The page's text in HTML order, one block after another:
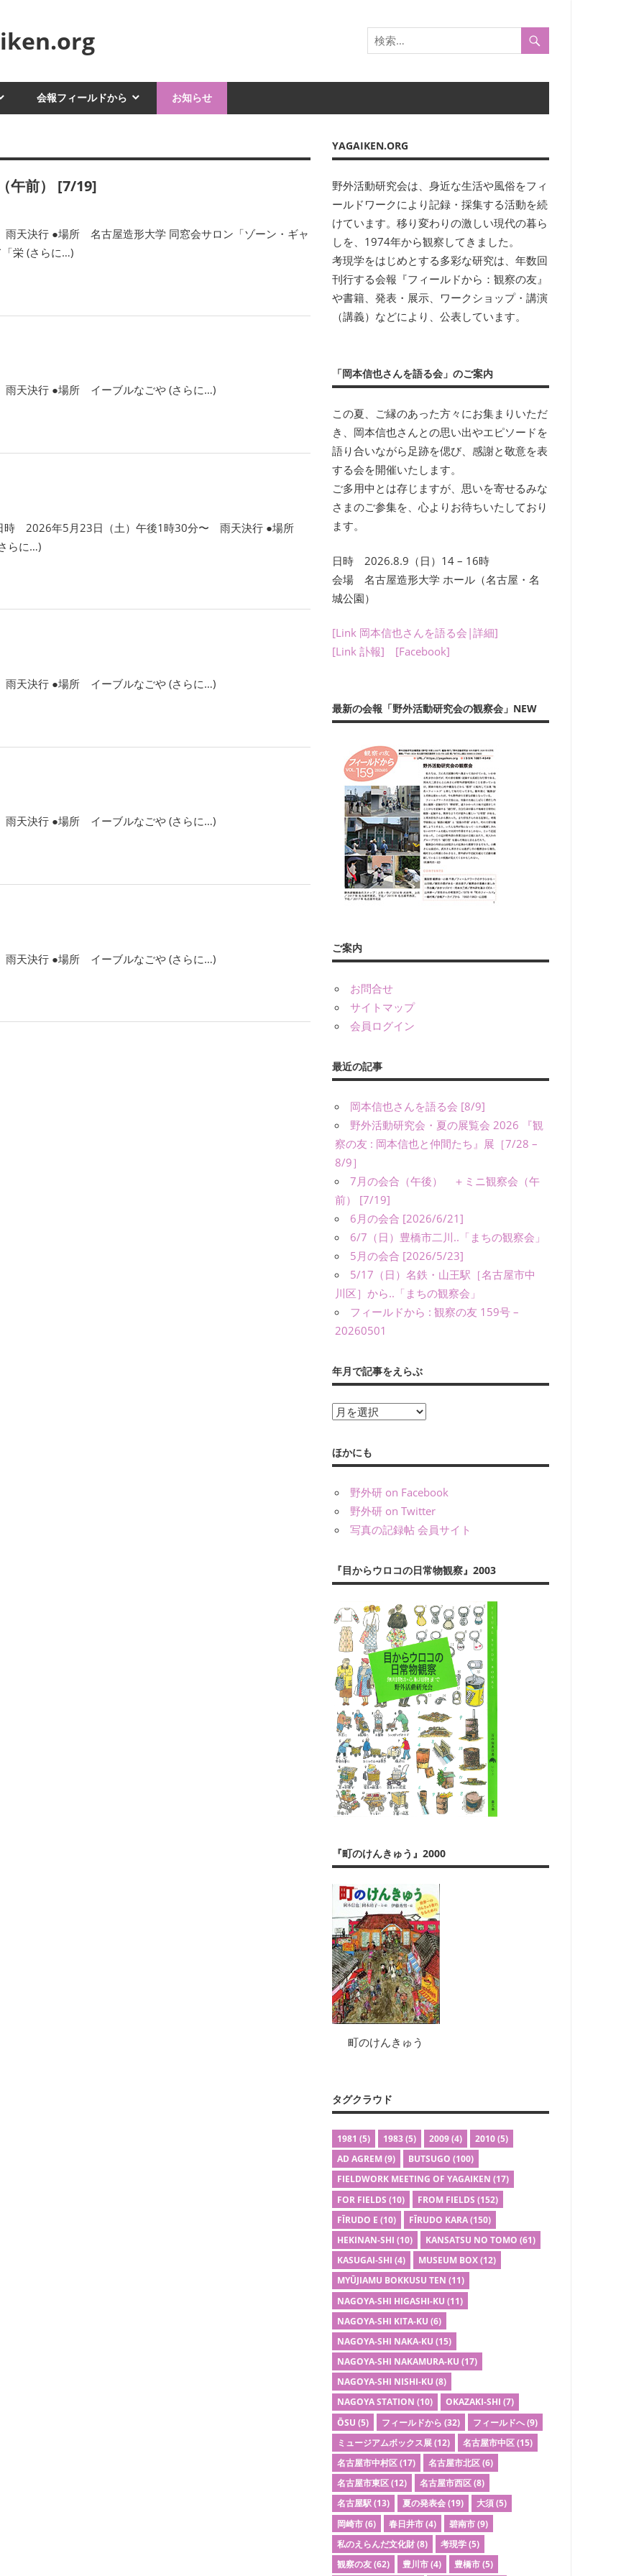
会報フィールドから お知らせ
午前） [7/19]
天決行 ●場所 名古屋造形大学 同窓会サロン「ゾーン・ギャ
栄 (さらに…)
天決行 ●場所 イーブルなごや (さらに…)
時 2026年5月23日（土）午後1時30分〜 雨天決行 ●場所
らに…)
天決行 ●場所 イーブルなごや (さらに…)
天決行 ●場所 イーブルなごや (さらに…)
天決行 ●場所 イーブルなごや (さらに…)
YAGAIKEN.ORG
野外活動研究会は、身近な生活や風俗をフィ
ールドワークにより記録・採集する活動を続
けています。移り変わりの激しい現代の暮ら
しを、1974年から観察してきました。
考現学をはじめとする多彩な研究は、年数回
刊行する会報『フィールドから：観察の友』
や書籍、発表・展示、ワークショップ・講演
（講義）などにより、公表しています。
「岡本信也さんを語る会」のご案内
この夏、ご縁のあった方々にお集まりいただ
き、岡本信也さんとの思い出やエピソードを
語り合いながら足跡を偲び、感謝と敬意を表
する会を開催いたします。
ご多用中とは存じますが、思いを寄せるみな
さまのご参集を、心よりお待ちいたしており
ます。
日時 2026.8.9（日）14 – 16時
会場 名古屋造形大学 ホール（名古屋・名
城公園）
[Link 岡本信也さんを語る会|詳細]
[Link 訃報]
[Facebook]
最新の会報「野外活動研究会の観察会」NEW
ご案内
お問合せ
サイトマップ
会員ログイン
最近の記事
岡本信也さんを語る会 [8/9]
野外活動研究会・夏の展覧会 2026 『観
察の友 : 岡本信也と仲間たち』展［7/28 –
8/9］
7月の会合（午後） ＋ミニ観察会（午
前） [7/19]
6月の会合 [2026/6/21]
6/7（日）豊橋市二川..「まちの観察会」
5月の会合 [2026/5/23]
5/17（日）名鉄・山王駅［名古屋市中
川区］から..「まちの観察会」
フィールドから : 観察の友 159号 –
20260501
年月で記事をえらぶ
年
で
記
ほかにも
野外研 on Facebook
野外研 on Twitter
写真の記録帖 会員サイト
『目からウロコの日常物観察』2003
『町のけんきゅう』2000
町のけんきゅう
タグクラウド
1981 (5) 1983(5) 2009(4) 2010(5)
AD AGREM(9) BUTSUGO (100)
FIELDWORK MEETING OF YAGAIKEN (17)
FOR FIELDS (10) FROM FIELDS (152)
FĪRUDO E (10) FĪRUDO KARA(150)
HEKINAN-SHI (10) KANSATSU NO TOMO (61)
KASUGAI-SHI (4) MUSEUM BOX(12)
MYŪJIAMU BOKKUSU TEN (11)
NAGOYA-SHI HIGASHI-KU (11)
NAGOYA-SHI KITA-KU (6)
NAGOYA-SHI NAKA-KU (15)
NAGOYA-SHI NAKAMURA-KU (17)
NAGOYA-SHI NISHI-KU (8)
NAGOYA STATION (10) OKAZAKI-SHI (7)
ŌSU (5) フィールドから (32) フィールドへ(9)
ミュージアムボックス展(12) 名古屋市中区(15)
名古屋市中村区(17) 名古屋市北区(6)
名古屋市東区(12) 名古屋市西区(8)
名古屋駅(13) 夏の発表会(19) 大須(5)
岡崎市(6) 春日井市(4) 碧南市(9)
私のえらんだ文化財(8) 考現学(5)
観察の友(62) 豊川市(4) 豊橋市(5)